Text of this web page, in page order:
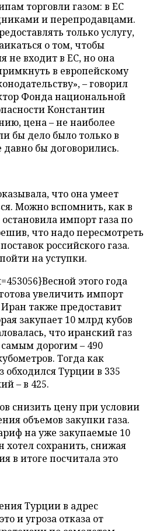
торговли газом: в ЕС
и перепродавцами.
только услугу,
о том, чтобы
не входит в ЕС, но она
в европейскому
– говорил
Фонда национальной
Константин
цена – не наиболее
бы дело было только в
бы договорились.
что она умеет
Можно вспомнить, как в
остановила импорт газа по
что надо пересмотреть
российского газа.
на уступки.
этого года
увеличить импорт
Иран также предоставит
закупает 10 млрд кубов
что иранский газ
самым дорогим – 490
Тогда как
обходился Турции в 335
– в 425.
снизить цену при условии
объемов закупки газа.
на уже закупаемые 10
хотел сохранить, снижая
в итоге посчитала это
Турции в адрес
и угроза отказа от